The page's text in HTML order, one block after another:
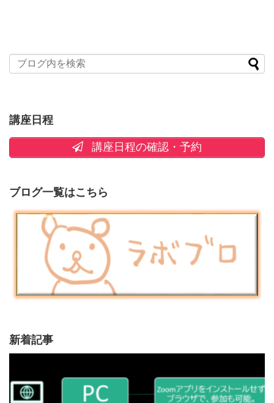
講座日程
講座日程の確認・予約
ブログ一覧はこちら
新着記事